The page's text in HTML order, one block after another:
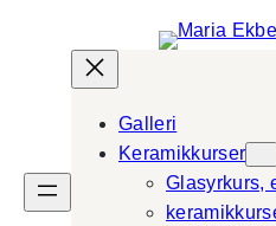
Galleri
Keramikkurser
Glasyrkurs,